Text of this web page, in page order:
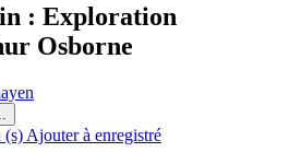
: Exploration
Osborne
(s) Ajouter à enregistré